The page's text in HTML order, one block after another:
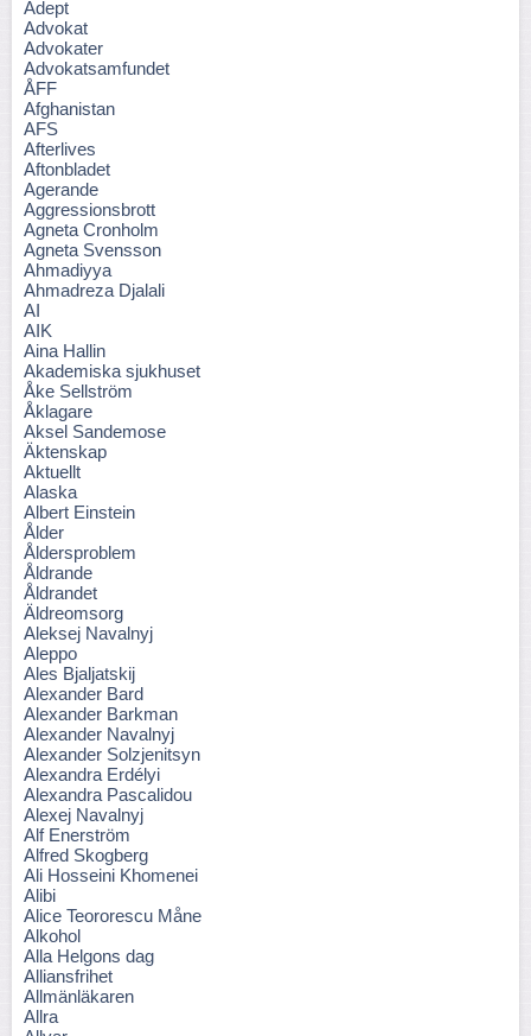
Adept
Advokat
Advokater
Advokatsamfundet
ÅFF
Afghanistan
AFS
Afterlives
Aftonbladet
Agerande
Aggressionsbrott
Agneta Cronholm
Agneta Svensson
Ahmadiyya
Ahmadreza Djalali
AI
AIK
Aina Hallin
Akademiska sjukhuset
Åke Sellström
Åklagare
Aksel Sandemose
Äktenskap
Aktuellt
Alaska
Albert Einstein
Ålder
Åldersproblem
Åldrande
Åldrandet
Äldreomsorg
Aleksej Navalnyj
Aleppo
Ales Bjaljatskij
Alexander Bard
Alexander Barkman
Alexander Navalnyj
Alexander Solzjenitsyn
Alexandra Erdélyi
Alexandra Pascalidou
Alexej Navalnyj
Alf Enerström
Alfred Skogberg
Ali Hosseini Khomenei
Alibi
Alice Teororescu Måne
Alkohol
Alla Helgons dag
Alliansfrihet
Allmänläkaren
Allra